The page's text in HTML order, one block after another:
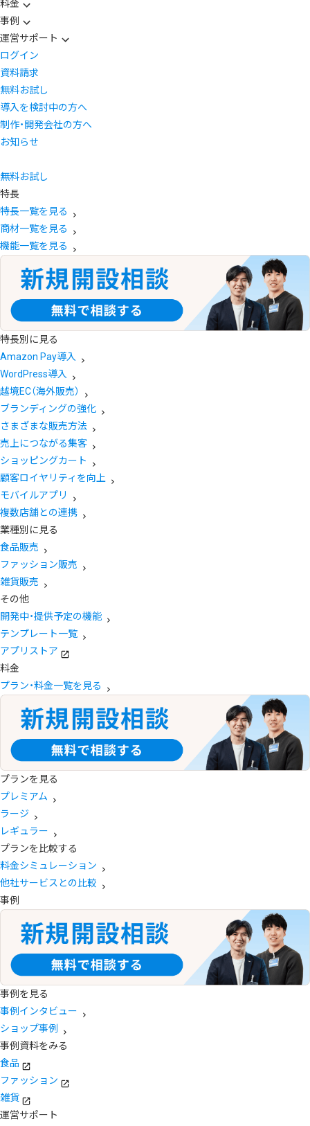
料金
事例
運営サポート
ログイン
資料請求
無料お試し
導入を検討中の方へ
制作・開発会社の方へ
お知らせ
無料お試し
特長
特長一覧を見る
商材一覧を見る
機能一覧を見る
特長別に見る
Amazon Pay導入
WordPress導入
越境EC（海外販売）
ブランディングの強化
さまざまな販売方法
売上につながる集客
ショッピングカート
顧客ロイヤリティを向上
モバイルアプリ
複数店舗との連携
業種別に見る
食品販売
ファッション販売
雑貨販売
その他
開発中・提供予定の機能
テンプレート一覧
アプリストア
料金
プラン・料金一覧を見る
プランを見る
プレミアム
ラージ
レギュラー
プランを比較する
料金シミュレーション
他社サービスとの比較
事例
事例を見る
事例インタビュー
ショップ事例
事例資料をみる
食品
ファッション
雑貨
運営サポート